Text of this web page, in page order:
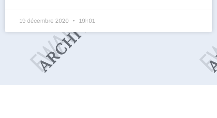
19 décembre 2020 19h01